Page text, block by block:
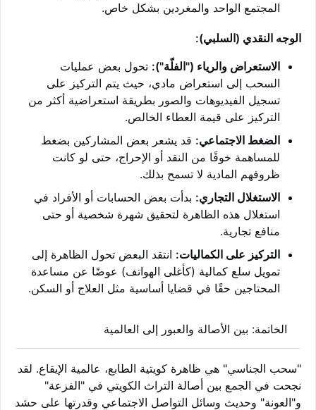
المجتمع الواحد والمغردين بشكل خاص.
الوجه النقدي (السلبي):
الاستعراض والرياء ("الفلّة"): تحول بعض عمليات
السحب إلى استعراض مادي، حيث يتم التركيز على
تسجيل الفيديوهات والصور بطريقة استعراضية أكثر من
التركيز على قيمة العطاء الخالص.
الضغط الاجتماعي: قد يشعر بعض المشاركين بضغط
للمساهمة خوفًا من النقد أو الإحراج، حتى لو كانت
ظروفهم المادية لا تسمح بذلك.
الاستغلال التجاري: بدأت بعض الحسابات أو الأفراد في
استغلال هذه الظاهرة لتحقيق شهرة شخصية أو حتى
منافع تجارية.
التركيز على الكماليات: انتقد البعض تحول الظاهرة إلى
تمويل سلع كمالية (كأغلى الهواتف) عوضًا عن مساعدة
المحتاجين حقًا في قضايا أساسية مثل العلاج أو السكن.
الخاتمة: بين الأصالة والعبور إلى العالمية
"سحب الجناسي" هي ظاهرة كويتية الطابع، عالمية الإيقاع. لقد
نجحت في الجمع بين أصالة التراث الكويتي في "الفزعة"
و"العونة" وحديث وسائل التواصل الاجتماعي وقدرتها على حشد